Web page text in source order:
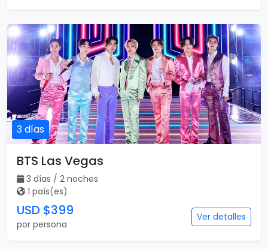
3 días
BTS Las Vegas
3 días / 2 noches
1 país(es)
USD $399
por persona
Ver detalles